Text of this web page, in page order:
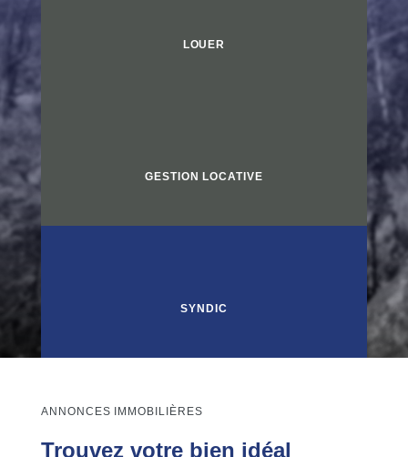
LOUER
GESTION LOCATIVE
SYNDIC
ANNONCES IMMOBILIÈRES
Trouvez votre bien idéal